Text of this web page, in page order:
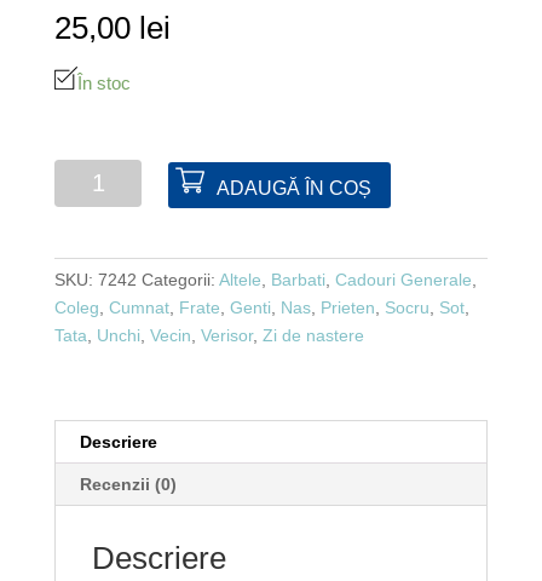
25,00 lei
În stoc
Cantitate
+
pix
+
breloc
ADAUGĂ ÎN COȘ
SKU: 7242 Categorii: Altele Barbati Cadouri Generale
Coleg Cumnat, Frate Genti Nas, Prieten Socru Sot,
Tata
Unchi Vecin Verisor, Zi de nastere
Descriere
Recenzii (0)
Descriere